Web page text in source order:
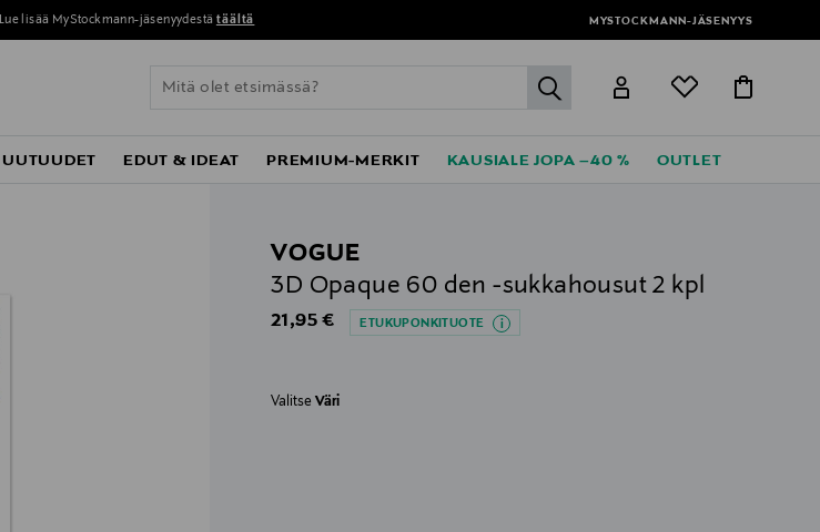
Lue lisää MyStockmann-jäsenyydestä täältä MYSTOCKMANN-JÄSENYYS
label.header.go
UUTUUDET EDUT & IDEAT PREMIUM-MERKIT KAUSIALE JOPA –40 % OUTLET
VOGUE
3D Opaque 60 den -sukkahousut 2 kpl
Original Price
21,95 € ETUKUPONKITUOTE
ValitseVäri